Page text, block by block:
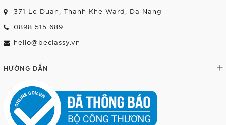
371 Le Duan, Thanh Khe Ward, Da Nang
0898 515 689
hello@beclassy.vn
HƯỚNG DẪN